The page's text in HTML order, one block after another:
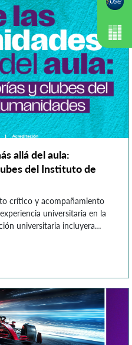
allá del aula:
del Instituto de
crítico y acompañamiento
universitaria en la
universitaria incluyera
de Humanidades creemos
dialogas, cuestionas,